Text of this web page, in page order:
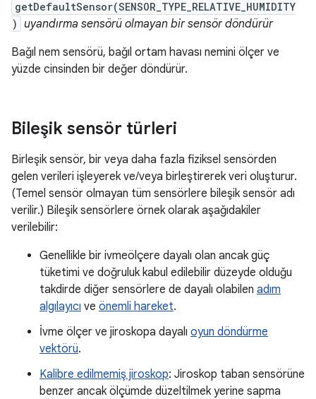
getDefaultSensor(SENSOR_TYPE_RELATIVE_HUMIDITY
) uyandırma sensörü olmayan bir sensör döndürür
Bağıl nem sensörü, bağıl ortam havası nemini ölçer ve
yüzde cinsinden bir değer döndürür.
Bileşik sensör türleri
Birleşik sensör, bir veya daha fazla fiziksel sensörden
gelen verileri işleyerek ve/veya birleştirerek veri oluşturur.
(Temel sensör olmayan tüm sensörlere bileşik sensör adı
verilir.) Bileşik sensörlere örnek olarak aşağıdakiler
verilebilir:
Genellikle bir ivmeölçere dayalı olan ancak güç
tüketimi ve doğruluk kabul edilebilir düzeyde olduğu
takdirde diğer sensörlere de dayalı olabilen adım
algılayıcı ve önemli hareket.
İvme ölçer ve jiroskopa dayalı oyun döndürme
vektörü.
Kalibre edilmemiş jiroskop: Jiroskop taban sensörüne
benzer ancak ölçümde düzeltilmek yerine sapma